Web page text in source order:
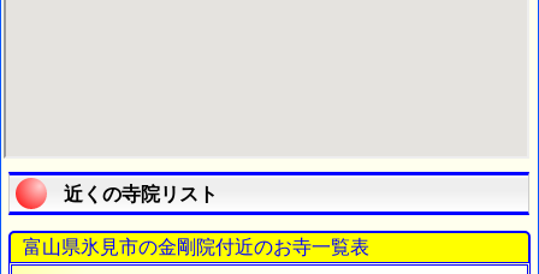
近くの寺院リスト
富山県氷見市の金剛院付近のお寺一覧表